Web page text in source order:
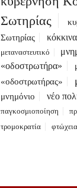
Σωτηρίας
Σωτηρίας
μεταναστευτικό
«οδοστρωτήρα»
«οδοστρωτήρας»
μνημόνιο νέο
παγκοσμιοποίηση
τρομοκρατία
φτώχεια